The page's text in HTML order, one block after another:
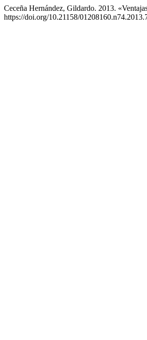
Ceceña Hernández, Gildardo. 2013.
https://doi.org/10.21158/